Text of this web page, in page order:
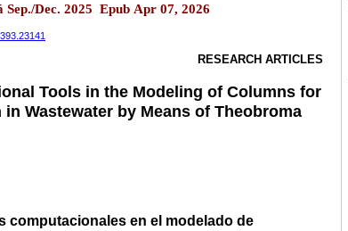
Sep./Dec. 2025 Epub Apr 07, 2026
RESEARCH ARTICLES
Tools in the Modeling of Columns for
Wastewater by Means of Theobroma
computacionales en el modelado de